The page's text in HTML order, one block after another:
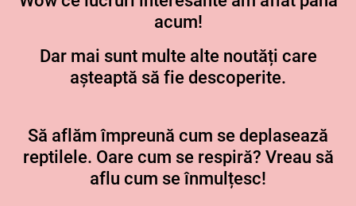
acum!
Dar mai sunt multe alte noutăți care
așteaptă să fie descoperite.
Să aflăm împreună cum se deplasează
reptilele. Oare cum se respiră? Vreau să
aflu cum se înmulțesc!